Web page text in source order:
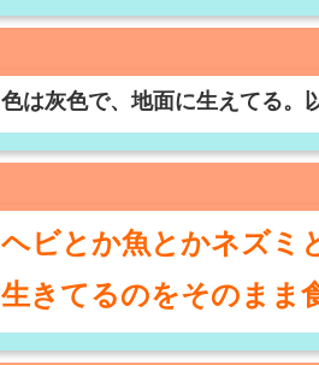
色は灰色で、地面に生えてる。
ヘビとか魚とかネズミ
生きてるのをそのまま